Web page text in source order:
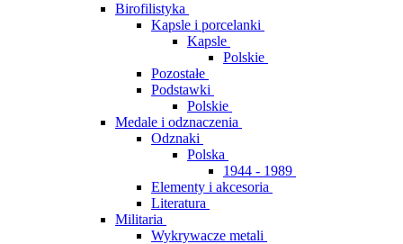
Birofilistyka
Kapsle i porcelanki
Kapsle
Polskie
Pozostałe
Podstawki
Polskie
Medale i odznaczenia
Odznaki
Polska
1944 - 1989
Elementy i akcesoria
Literatura
Militaria
Wykrywacze metali